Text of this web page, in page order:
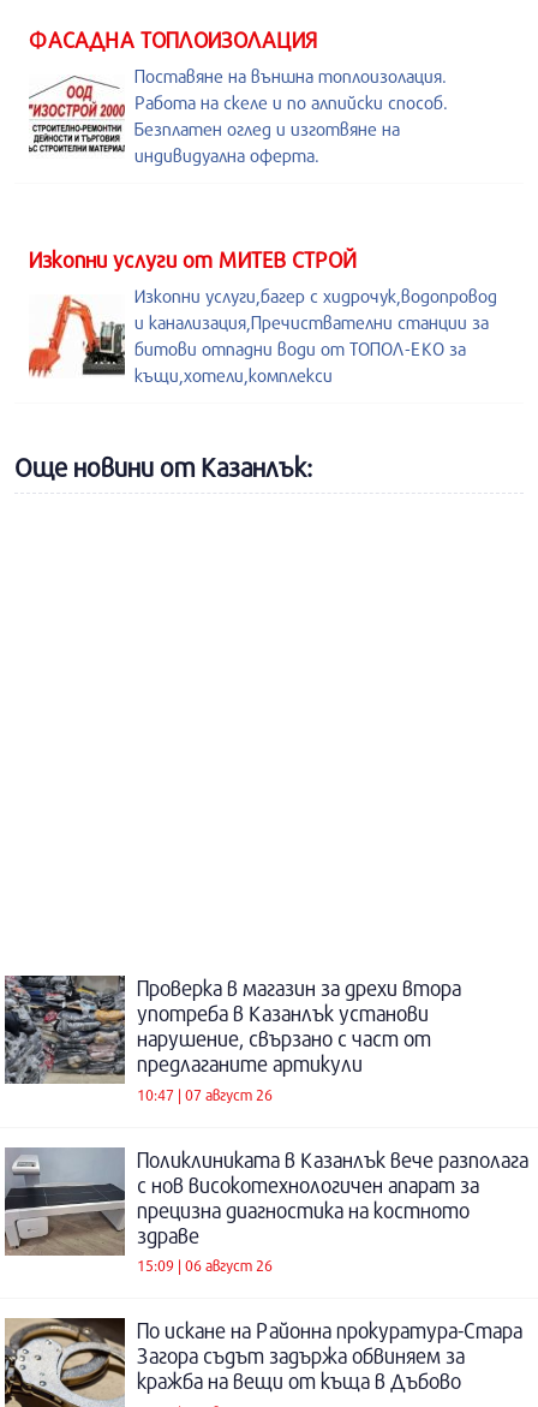
ФАСАДНА ТОПЛОИЗОЛАЦИЯ
Поставяне на външна топлоизолация.
Работа на скеле и по алпийски способ.
Безплатен оглед и изготвяне на
индивидуална оферта.
Изкопни услуги от МИТЕВ СТРОЙ
Изкопни услуги,багер с хидрочук,водопровод
и канализация,Пречиствателни станции за
битови отпадни води от ТОПОЛ-ЕКО за
къщи,хотели,комплекси
Още новини от Казанлък:
Проверка в магазин за дрехи втора
употреба в Казанлък установи
нарушение, свързано с част от
предлаганите артикули
10:47 | 07 август 26
Поликлиниката в Казанлък вече разполага
с нов високотехнологичен апарат за
прецизна диагностика на костното
здраве
15:09 | 06 август 26
По искане на Районна прокуратура-Стара
Загора съдът задържа обвиняем за
кражба на вещи от къща в Дъбово